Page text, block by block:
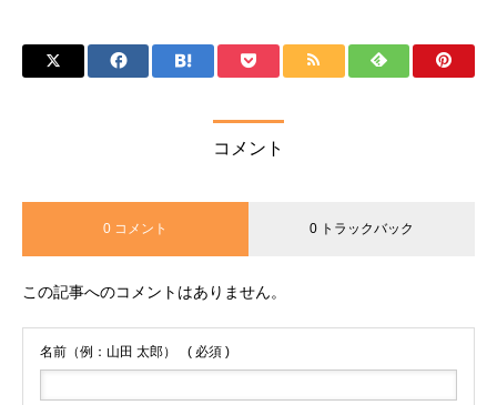
コメント
0 コメント 0 トラックバック
この記事へのコメントはありません。
名前（例：山田 太郎） ( 必須 )